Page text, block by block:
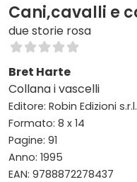
Cani,cavalli e
due storie rosa
Bret Harte
Collana i vascelli
Editore: Robin Edizioni s.r.l.
Formato: 8 x 14
Pagine: 91
Anno: 1995
EAN: 9788872278437